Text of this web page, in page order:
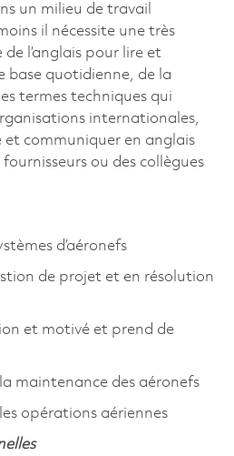
un milieu de travail
il nécessite une très
l’anglais pour lire et
base quotidienne, de la
termes techniques qui
internationales,
et communiquer en anglais
ou des collègues
d’aéronefs
de projet et en résolution
et motivé et prend de
maintenance des aéronefs
opérations aériennes